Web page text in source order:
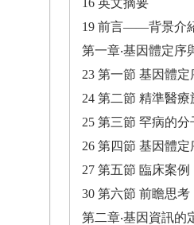
16 英文摘要
19 前言――背景介
第一章‧基因體定序
23 第一節 基因體定
24 第二節 精準醫
25 第三節 罕病的分
26 第四節 基因體
27 第五節 臨床案例
30 第六節 前瞻思考
第二章‧基因資訊的